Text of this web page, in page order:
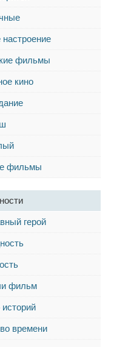
фильмы
кино
фильмы
герой
фильм
времени